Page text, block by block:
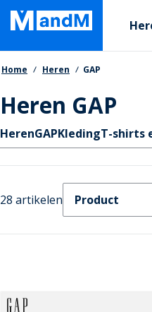
Skip
main
content
Primary
Kruimelpad
Home Heren GAP
Heren GAP
Quicklinks
HerenGAPKledingT-shirts
28 artikelen Product